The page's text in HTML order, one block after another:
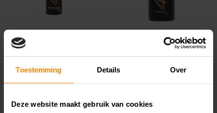
Toestemming Details Over
Deze website maakt gebruik van cookies
De 4on Total Grip Spray is
4on Total Grip Spray
100ml